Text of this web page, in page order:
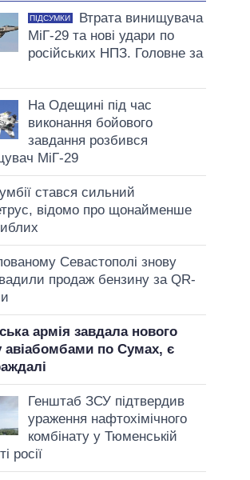
ПІДСУМКИ
Втрата винищувача
МіГ-29 та нові удари по
російських НПЗ. Головне за
На Одещині під час
виконання бойового
завдання розбився
МіГ-29
стався сильний
відомо про щонайменше
Севастополі знову
продаж бензину за QR-
армія завдала нового
авіабомбами по Сумах, є
Генштаб ЗСУ підтвердив
ураження нафтохімічного
комбінату у Тюменській
росії